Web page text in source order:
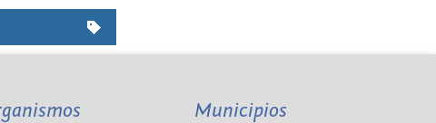
Municipios